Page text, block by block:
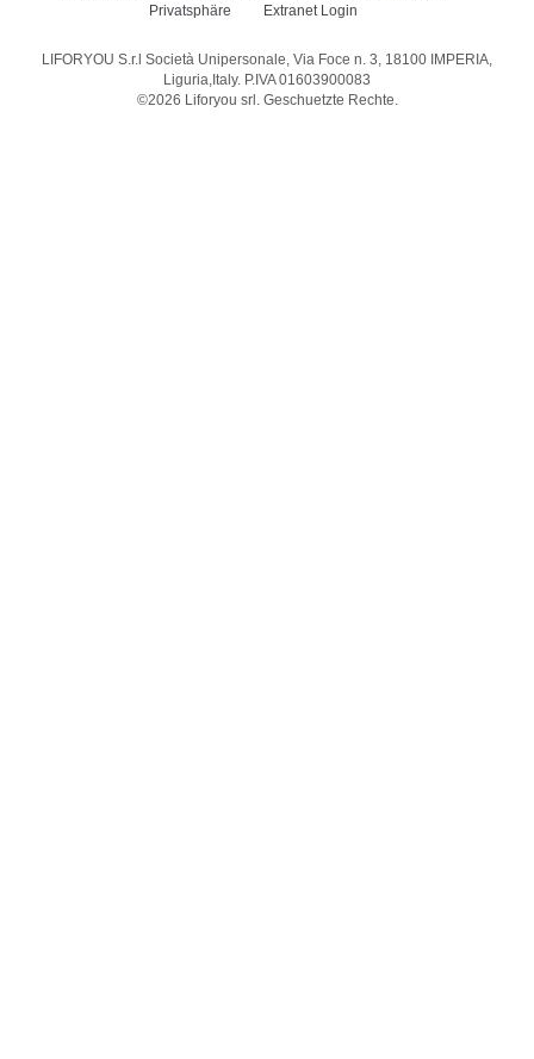
Privatsphäre
Extranet Login
LIFORYOU S.r.l Società Unipersonale, Via Foce n. 3, 18100 IMPERIA,
Liguria,Italy. P.IVA 01603900083
©2026 Liforyou srl . Geschuetzte Rechte.